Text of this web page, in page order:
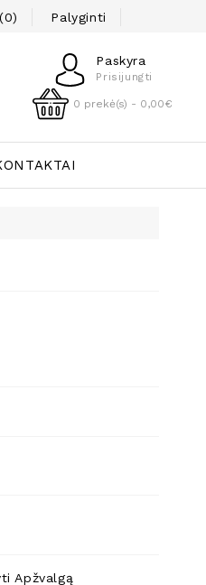
Palyginti
Paskyra
Prisijungti
0 prekė(s) - 0,00€
Apžvalgą